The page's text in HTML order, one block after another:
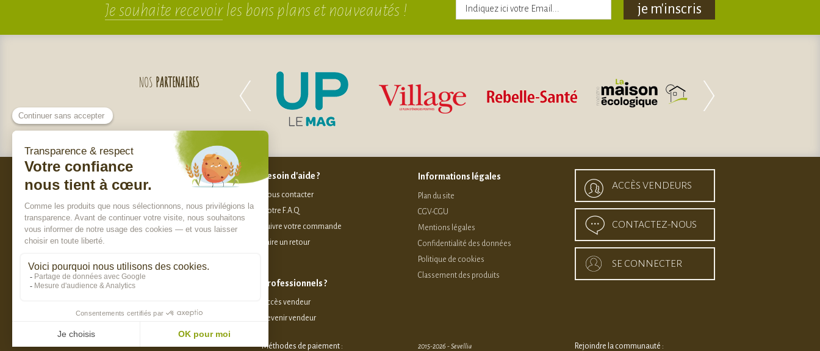
Je souhaite recevoirles bons plans et nouveautés ! je m'inscris
NOS PARTENAIRES
Charte de sélection des produits
Nos labels
Corinne B. - 04/08/2026
Besoin d'aide ?
Nous contacter
Notre F.A.Q
Suivre votre commande
Faire un retour
Professionnels ?
Accès vendeur
Devenir vendeur
Méthodes de paiement :
Informations légales
Plan du site
CGV-CGU
Mentions légales
Confidentialité des données
Politique de cookies
Classement des produits
2015-2026 - Sevellia
ACCÈS VENDEURS
CONTACTEZ-NOUS
SE CONNECTER
Rejoindre la communauté :